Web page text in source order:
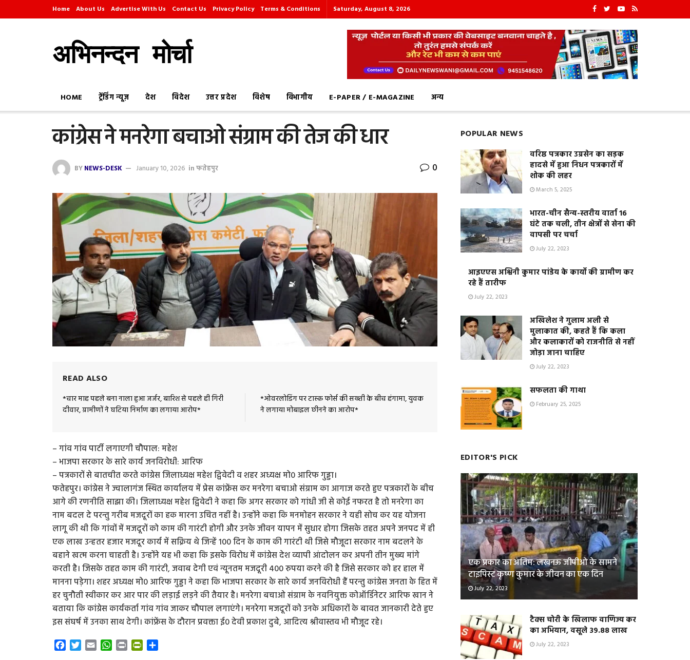
Home About Us Advertise With Us Contact Us Privacy Policy Terms & Conditions Saturday, August 8, 2026
अभिनन्दन मोर्चा
HOME ट्रेंडिंग न्यूज़ देश विदेश उत्तर प्रदेश विशेष विभागीय E-PAPER / E-MAGAZINE अन्य
कांग्रेस ने मनरेगा बचाओ संग्राम की तेज की धार
BYNEWS-DESK January 10, 2026 inफतेहपुर 0
READ ALSO
*चार माह पहले बना नाला हुआ जर्जर, बारिश से पहले ही गिरी
दीवार, ग्रामीणों ने घटिया निर्माण का लगाया आरोप*
*ओवरलोडिंग पर टास्क फोर्स की सख्ती के बीच हंगामा, युवक
ने लगाया मोबाइल छीनने का आरोप*
– गांव गांव पार्टी लगाएगी चौपाल: महेश
– भाजपा सरकार के सारे कार्य जनविरोधी: आरिफ
– पत्रकारों से बातचीत करते कांग्रेस जिलाध्यक्ष महेश द्विवेदी व शहर अध्यक्ष मो0 आरिफ गुड्डा।
फतेहपुर। कांग्रेस ने ज्वालागंज स्थित कार्यालय में प्रेस कांफ्रेंस कर मनरेगा बचाओ संग्राम का आगाज करते हुए पत्रकारों के बीच
आगे की रणनीति साझा की। जिलाध्यक्ष महेश द्विवेदी ने कहा कि अगर सरकार को गांधी जी से कोई नफरत है तो मनरेगा का
नाम बदल दे परन्तु गरीब मजदूरों का हक मारना उचित नहीं है। उन्होंने कहा कि मनमोहन सरकार ने यही सोच कर यह योजना
लागू की थी कि गांवों में मजदूरों को काम की गारंटी होगी और उनके जीवन यापन में सुधार होगा जिसके तहत अपने जनपद में ही
एक लाख उन्हतर हजार मजदूर कार्य में सक्रिय थे जिन्हें 100 दिन के काम की गारंटी थी जिसे मौजूदा सरकार नाम बदलने के
बहाने खत्म करना चाहती है। उन्होंने यह भी कहा कि इसके विरोध में कांग्रेस देश व्यापी आंदोलन कर अपनी तीन मुख्य मांगे
करती है। जिसके तहत काम की गारंटी, जवाब देगी एवं न्यूनतम मजदूरी 400 रुपया करने की है जिसे सरकार को हर हाल में
मानना पड़ेगा। शहर अध्यक्ष मो0 आरिफ गुड्डा ने कहा कि भाजपा सरकार के सारे कार्य जनविरोधी हैं परन्तु कांग्रेस जनता के हित में
हर चुनौती स्वीकार कर आर पार की लड़ाई लड़ने की तैयार है। मनरेगा बचाओ संग्राम के नवनियुक्त कोऑर्डिनेटर आरिफ खान ने
बताया कि कांग्रेस कार्यकर्ता गांव गांव जाकर चौपाल लगाएंगे। मनरेगा मजदूरों को उनके अधिकारों के बावत जानकारी देते हुए
इस संघर्ष में उनका साथ देगी। कांफ्रेंस के दौरान प्रवक्ता ई0 देवी प्रकाश दुबे, आदित्य श्रीवास्तव भी मौजूद रहे।
T
W
P
P
POPULAR NEWS
वरिष्ठ पत्रकार उग्रसेन का सड़क
हादसे में हुआ निधन पत्रकारों में
शोक की लहर
March 5, 2025
भारत-चीन सैन्य-स्तरीय वार्ता 16
घंटे तक चली, तीन क्षेत्रों से सेना की
वापसी पर चर्चा
July 22, 2023
आइएएस अश्विनी कुमार पांडेय के कार्यो की ग्रामीण कर
रहे हैं तारीफ
July 22, 2023
अखिलेश ने गुलाम अली से
मुलाकात की, कहते हैं कि कला
और कलाकारों को राजनीति से नहीं
जोड़ा जाना चाहिए
July 22, 2023
सफलता की गाथा
February 25, 2025
EDITOR'S PICK
एक प्रकार का अंतिम: लखनऊ जीपीओ के सामने
टाइपिस्ट कृष्ण कुमार के जीवन का एक दिन
July 22, 2023
टैक्स चोरी के खिलाफ वाणिज्य कर
का अभियान, वसूले 39.88 लाख
July 22, 2023